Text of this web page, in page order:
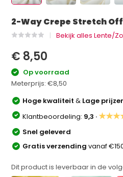
2-Way Crepe Stretch
Bekijk alles Lente/
€ 8,50
Op voorraad
Meterprijs:€8,50
Hoge kwaliteit& Lage
Klantbeoordeling: 9,3 ·
Snel geleverd
Gratis verzendingvanaf
Dit product is leverbaar in de